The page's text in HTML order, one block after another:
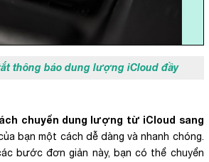
thông báo dung lượng iCloud đầy
chuyển dung lượng từ iCloud sang
bạn một cách dễ dàng và nhanh chóng.
bước đơn giản này, bạn có thể chuyển